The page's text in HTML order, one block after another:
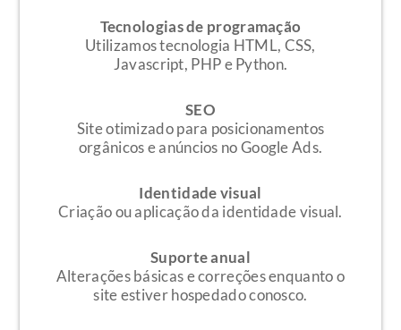
Tecnologias de programação
Utilizamos tecnologia HTML, CSS,
Javascript, PHP e Python.
SEO
Site otimizado para posicionamentos
orgânicos e anúncios no Google Ads.
Identidade visual
Criação ou aplicação da identidade visual.
Suporte anual
Alterações básicas e correções enquanto o
site estiver hospedado conosco.